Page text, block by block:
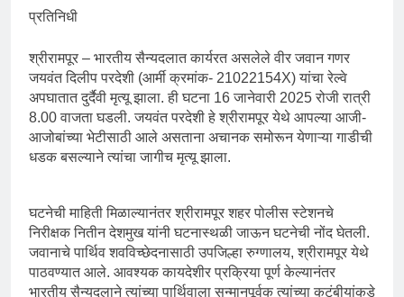
प्रतिनिधी
श्रीरामपूर – भारतीय सैन्यदलात कार्यरत असलेले वीर जवान गणर
जयवंत दिलीप परदेशी (आर्मी क्रमांक- 21022154X) यांचा रेल्वे
अपघातात दुर्दैवी मृत्यू झाला. ही घटना 16 जानेवारी 2025 रोजी रात्री
8.00 वाजता घडली. जयवंत परदेशी हे श्रीरामपूर येथे आपल्या आजी-
आजोबांच्या भेटीसाठी आले असताना अचानक समोरून येणाऱ्या गाडीची
धडक बसल्याने त्यांचा जागीच मृत्यू झाला.
घटनेची माहिती मिळाल्यानंतर श्रीरामपूर शहर पोलीस स्टेशनचे
निरीक्षक नितीन देशमुख यांनी घटनास्थळी जाऊन घटनेची नोंद घेतली.
जवानाचे पार्थिव शवविच्छेदनासाठी उपजिल्हा रुग्णालय, श्रीरामपूर येथे
पाठवण्यात आले. आवश्यक कायदेशीर प्रक्रिया पूर्ण केल्यानंतर
भारतीय सैन्यदलाने त्यांच्या पार्थिवाला सन्मानपूर्वक त्यांच्या कुटुंबीयांकडे